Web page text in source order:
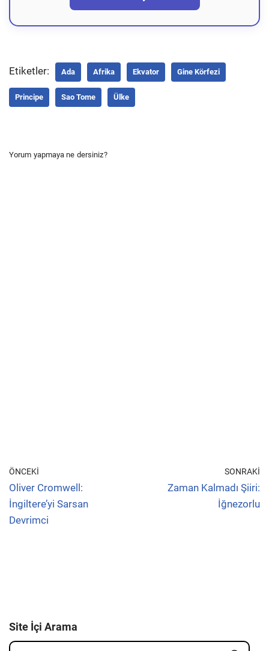
Etiketler: Ada Afrika Ekvator Gine Körfezi
Principe Sao Tome Ülke
Yorum yapmaya ne dersiniz?
ÖNCEKI
Oliver Cromwell:
İngiltere’yi Sarsan
Devrimci
SONRAKI
Zaman Kalmadı Şiiri:
İğnezorlu
Site İçi Arama